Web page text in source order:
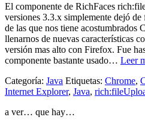
El componente de RichFaces
versiones 3.3.x simplemente dejó
de las que nos tiene acostumbrados
llenarnos de nuevas características
versión mas alto con Firefox. Fue
componente bastante usado… Leer
Categoría: Java Etiquetas: Chrome,
Internet Explorer, Java,
a ver… que hay…